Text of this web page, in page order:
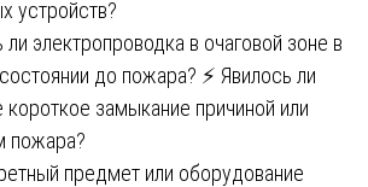
устройств?
электропроводка в очаговой зоне в
до пожара? ⚡ Явилось ли
короткое замыкание причиной или
пожара?
предмет или оборудование